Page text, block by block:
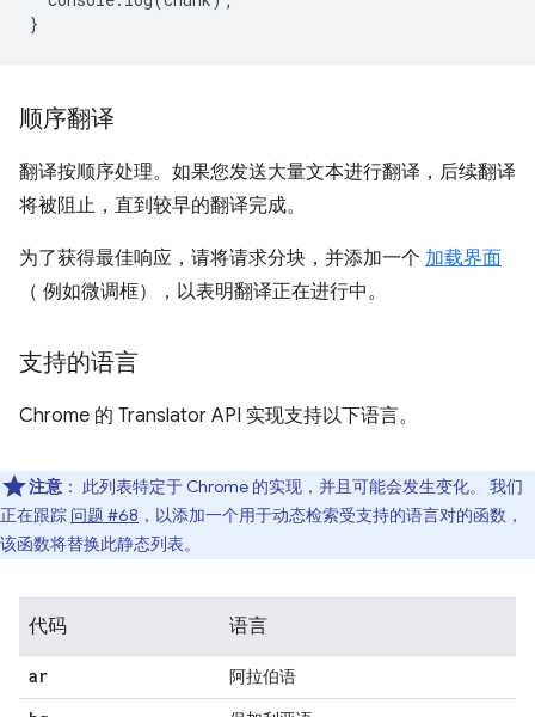
}
顺序翻译
翻译按顺序处理。如果您发送大量文本进行翻译，后续翻译
将被阻止，直到较早的翻译完成。
为了获得最佳响应，请将请求分块，并添加一个 加载界面
（ 例如微调框），以表明翻译正在进行中。
支持的语言
Chrome 的 Translator API 实现支持以下语言。
注意 ： 此列表特定于 Chrome 的实现，并且可能会发生变化。 我们
正在跟踪 问题 #68 ，以添加一个用于动态检索受支持的语言对的函数，
该函数将替换此静态列表。
代码 语言
ar 阿拉伯语